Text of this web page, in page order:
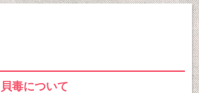
貝毒について